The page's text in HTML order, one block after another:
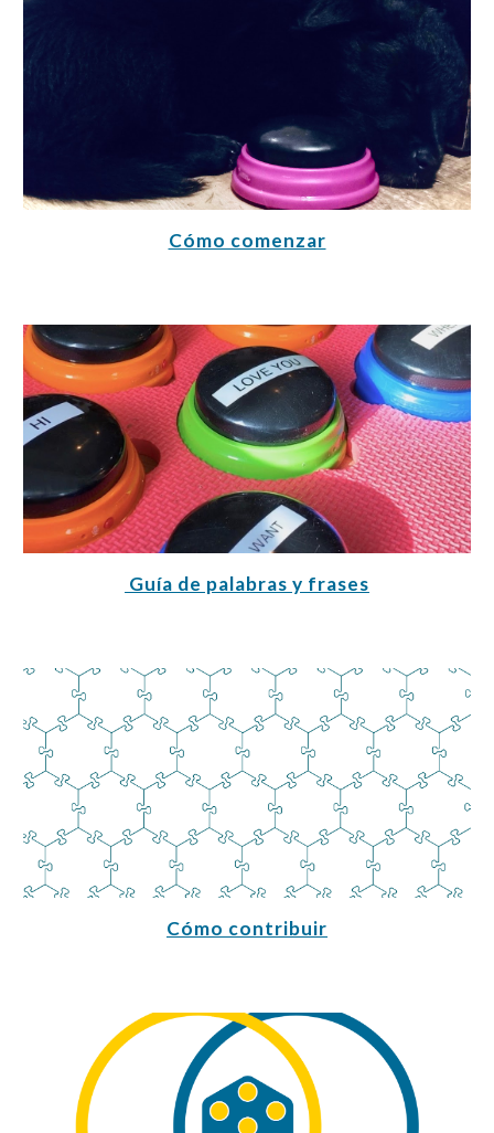
Cómo comenzar
Guía de palabras y frases
Cómo contribuir